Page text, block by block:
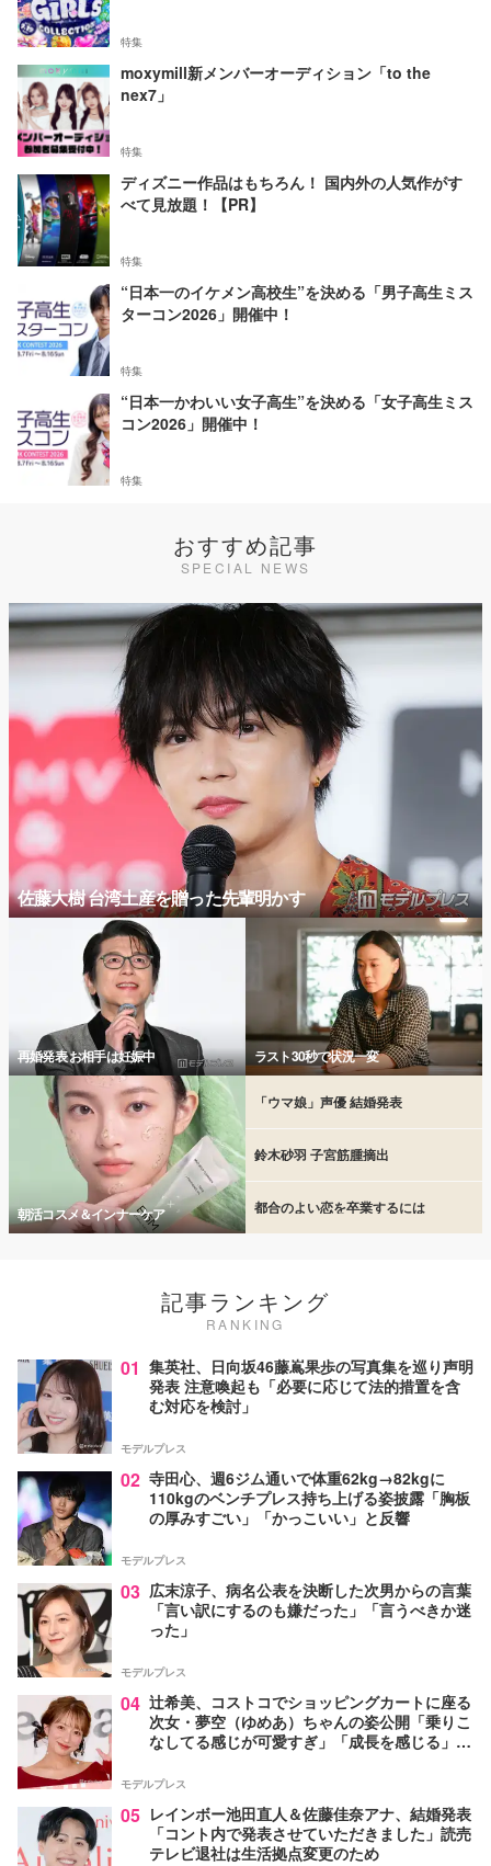
特集
moxymill新メンバーオーディション「to the
nex7」
特集
ディズニー作品はもちろん！ 国内外の人気作がす
べて見放題！【PR】
特集
“日本一のイケメン高校生”を決める「男子高生ミス
ターコン2026」開催中！
特集
“日本一かわいい女子高生”を決める「女子高生ミス
コン2026」開催中！
特集
おすすめ記事
SPECIAL NEWS
佐藤大樹 台湾土産を贈った先輩明かす
再婚発表 お相手は妊娠中 ラスト30秒で状況一変
朝活コスメ＆インナーケア
「ウマ娘」声優 結婚発表
鈴木砂羽 子宮筋腫摘出
都合のよい恋を卒業するには
記事ランキング
RANKING
01 集英社、日向坂46藤嶌果歩の写真集を巡り声明
発表 注意喚起も「必要に応じて法的措置を含
む対応を検討」
モデルプレス
02 寺田心、週6ジム通いで体重62kg→82kgに
110kgのベンチプレス持ち上げる姿披露「胸板
の厚みすごい」「かっこいい」と反響
モデルプレス
03 広末涼子、病名公表を決断した次男からの言葉
「言い訳にするのも嫌だった」「言うべきか迷
った」
モデルプレス
04 辻希美、コストコでショッピングカートに座る
次女・夢空（ゆめあ）ちゃんの姿公開「乗りこ
なしてる感じが可愛すぎ」「成長を感じる」の
モデルプレス
05 レインボー池田直人＆佐藤佳奈アナ、結婚発表
「コント内で発表させていただきました」読売
テレビ退社は生活拠点変更のため